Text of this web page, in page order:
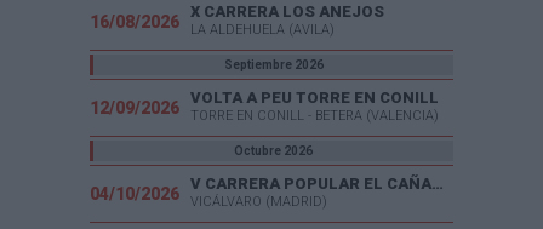
16/08/2026
X CARRERA LOS ANEJOS
LA ALDEHUELA (AVILA)
Septiembre 2026
12/09/2026
VOLTA A PEU TORRE EN CONILL
TORRE EN CONILL - BETERA (VALENCIA)
Octubre 2026
04/10/2026
V CARRERA POPULAR EL CAÑAVERAL
VICÁLVARO (MADRID)